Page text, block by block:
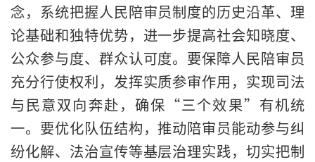
念，系统把握人民陪审员制度的历史沿革、理
论基础和独特优势，进一步提高社会知晓度、
公众参与度、群众认可度。要保障人民陪审员
充分行使权利，发挥实质参审作用，实现司法
与民意双向奔赴，确保“三个效果”有机统
一。要优化队伍结构，推动陪审员能动参与纠
纷化解、法治宣传等基层治理实践，切实把制